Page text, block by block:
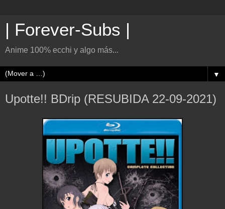
| Forever-Subs |
Anime 100% ecchi y algo más...
▼
Upotte!! BDrip (RESUBIDA 22-09-2021)